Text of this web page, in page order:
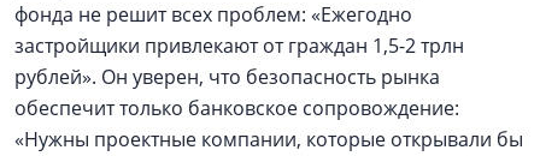
фонда не решит всех проблем: «Ежегодно
застройщики привлекают от граждан 1,5-2 трлн
рублей». Он уверен, что безопасность рынка
обеспечит только банковское сопровождение:
«Нужны проектные компании, которые открывали бы